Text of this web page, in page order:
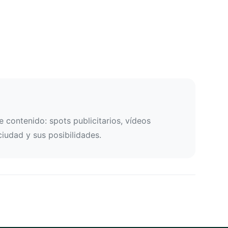
contenido: spots publicitarios, vídeos
y sus posibilidades.